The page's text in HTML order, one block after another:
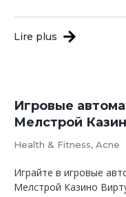
Lire plus
Игровые
Мелстрой
Health & Fitness, Acne
Играйте в игровые
Мелстрой Казино